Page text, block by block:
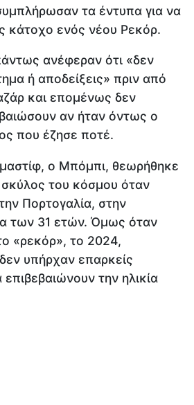
τα έντυπα για να
κάτοχο ενός νέου Ρεκόρ.
ανέφεραν ότι «δεν
ή αποδείξεις» πριν από
και επομένως δεν
αν ήταν όντως ο
που έζησε ποτέ.
ο Μπόμπι, θεωρήθηκε
του κόσμου όταν
Πορτογαλία, στην
των 31 ετών. Όμως όταν
«ρεκόρ», το 2024,
υπήρχαν επαρκείς
την ηλικία